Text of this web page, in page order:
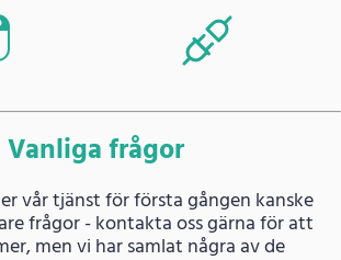
Vanliga frågor
vår tjänst för första gången kanske
frågor - kontakta oss gärna för att
men vi har samlat några av de